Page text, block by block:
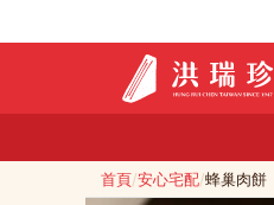
【
首頁/安心宅配/蜂巢肉餅